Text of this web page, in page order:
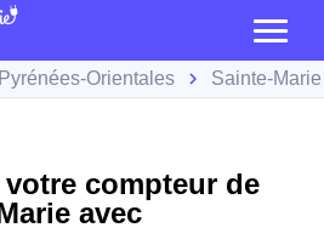
Pyrénées-Orientales Sainte-Marie